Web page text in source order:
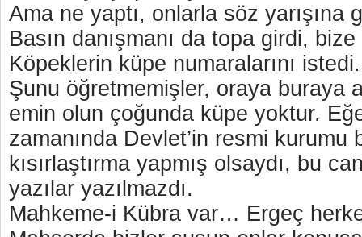
Ama ne yaptı, onlarla söz yarışına
Basın danışmanı da topa girdi,
Köpeklerin küpe numaralarını istedi.
Şunu öğretmemişler, oraya buraya
emin olun çoğunda küpe yoktur.
zamanında Devlet’in resmi kurumu
kısırlaştırma yapmış olsaydı, bu
yazılar yazılmazdı.
Mahkeme-i Kübra var… Ergeç